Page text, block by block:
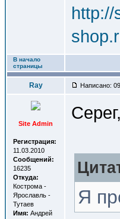
http://
В начало
страницы
Ray Написано:
Site Admin
Регистрация:
11.03.2010
Сообщений:
16235
Откуда:
Кострома -
Ярославль -
Тутаев
Имя: Андрей
Я